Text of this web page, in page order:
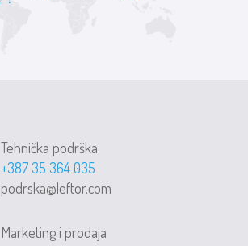
Tehnička podrška
+387 35 364 035
podrska@leftor.com
Marketing i prodaja